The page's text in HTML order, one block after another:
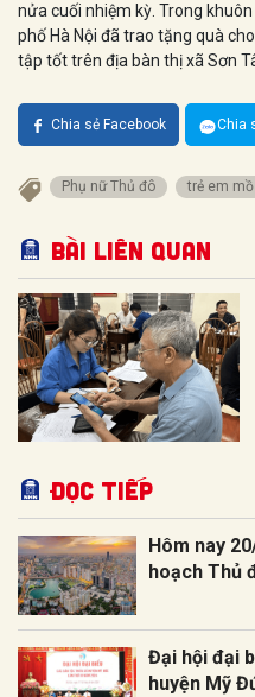
nửa cuối nhiệm kỳ. Trong
phố Hà Nội đã trao tặng quà
tập tốt trên địa bàn thị xã Sơn
Chia sẻ Facebook Chia
Phụ nữ Thủ đô trẻ em
Bài liên quan
Đọc tiếp
Hôm nay
hoạch Thủ
Đại hội đại
huyện Mỹ